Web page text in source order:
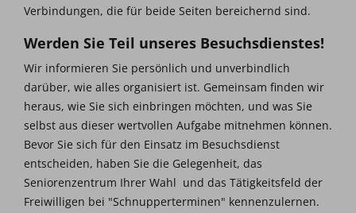
Verbindungen, die für beide Seiten bereichernd sind.
Werden Sie Teil unseres Besuchsdienstes!
Wir informieren Sie persönlich und unverbindlich
darüber, wie alles organisiert ist. Gemeinsam finden wir
heraus, wie Sie sich einbringen möchten, und was Sie
selbst aus dieser wertvollen Aufgabe mitnehmen können.
Bevor Sie sich für den Einsatz im Besuchsdienst
entscheiden, haben Sie die Gelegenheit, das
Seniorenzentrum Ihrer Wahl und das Tätigkeitsfeld der
Freiwilligen bei "Schnupperterminen" kennenzulernen.